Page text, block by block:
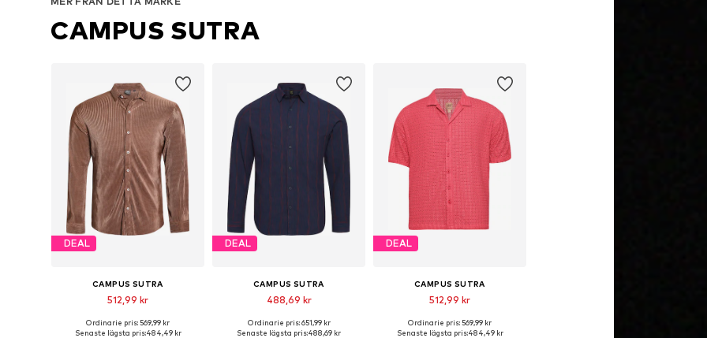
CAMPUS SUTRA
DEAL
CAMPUS SUTRA
512,99 kr
Tillgängliga storlekar: M, L, XL
Ordinarie pris: 569,99 kr
Senaste lägsta pris:484,49 kr
DEAL
CAMPUS SUTRA
488,69 kr
Tillgängliga storlekar: M, L, XL
Ordinarie pris: 651,99 kr
Senaste lägsta pris:488,69 kr
DEAL
CAMPUS SUTRA
512,99 kr
Tillgängliga storlekar: L, XL
Ordinarie pris: 569,99 kr
Senaste lägsta pris:484,49 kr